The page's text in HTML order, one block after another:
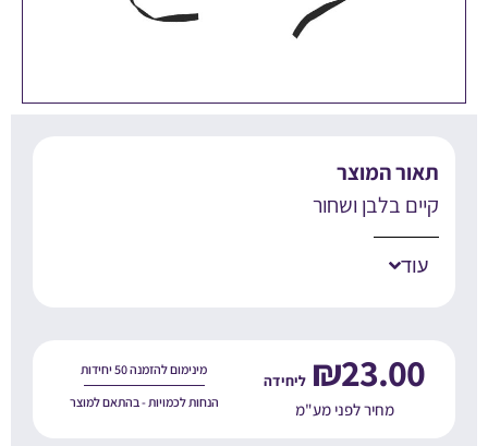
המוצר
בלבן ושחור
₪23.00
מחיר לפני מע"מ
מינימום להזמנה 50 יחידות
הנחות לכמויות - בהתאם למוצר